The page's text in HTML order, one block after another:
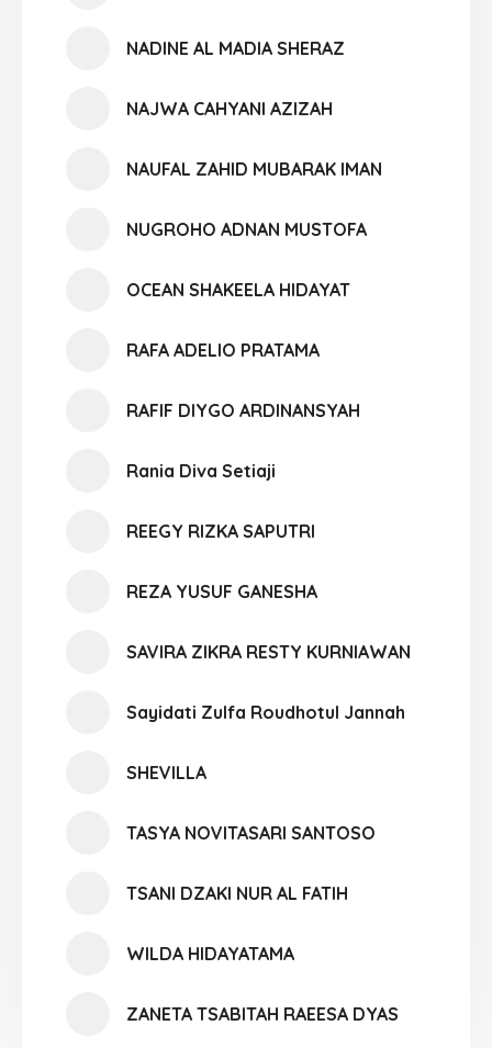
NADINE AL MADIA SHERAZ
NAJWA CAHYANI AZIZAH
NAUFAL ZAHID MUBARAK IMAN
NUGROHO ADNAN MUSTOFA
OCEAN SHAKEELA HIDAYAT
RAFA ADELIO PRATAMA
RAFIF DIYGO ARDINANSYAH
Rania Diva Setiaji
REEGY RIZKA SAPUTRI
REZA YUSUF GANESHA
SAVIRA ZIKRA RESTY KURNIAWAN
Sayidati Zulfa Roudhotul Jannah
SHEVILLA
TASYA NOVITASARI SANTOSO
TSANI DZAKI NUR AL FATIH
WILDA HIDAYATAMA
ZANETA TSABITAH RAEESA DYAS